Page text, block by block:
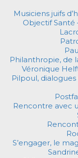
Musiciens juifs
Objectif Santé
Philanthropie, de
Véronique
Pilpoul, dialogues
Rencontre avec
S’engager, le